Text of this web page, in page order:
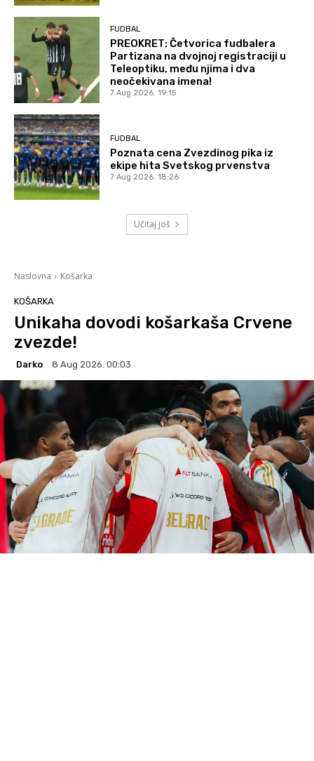
FUDBAL
PREOKRET: Četvorica fudbalera
Partizana na dvojnoj registraciji u
Teleoptiku, među njima i dva
neočekivana imena!
7 Aug 2026. 19:15
FUDBAL
Poznata cena Zvezdinog pika iz
ekipe hita Svetskog prvenstva
7 Aug 2026. 18:26
Učitaj još